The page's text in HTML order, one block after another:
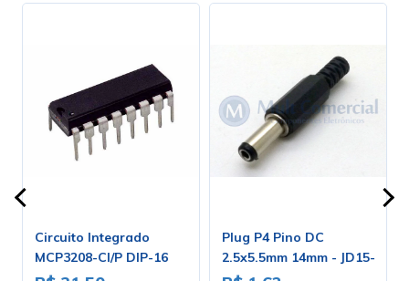
Circuito Integrado
MCP3208-CI/P DIP-16
Plug P4 Pino DC
2.5x5.5mm 14mm - JD15-
4013B